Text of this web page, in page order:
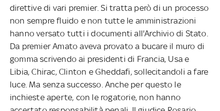
direttive di vari premier. Si tratta però di un processo
non sempre fluido e non tutte le amministrazioni
hanno versato tutti i documenti all'Archivio di Stato.
Da premier Amato aveva provato a bucare il muro di
gomma scrivendo ai presidenti di Francia, Usa e
Libia, Chirac, Clinton e Gheddafi, sollecitandoli a fare
luce. Ma senza successo. Anche per questo le
inchieste aperte, con le rogatorie, non hanno